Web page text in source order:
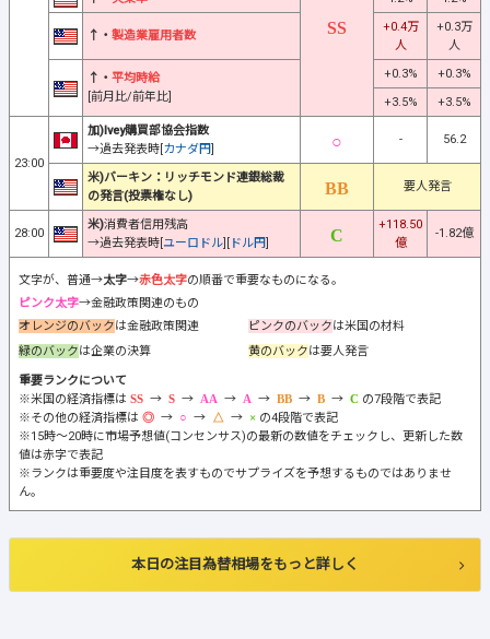
↑・ 製造業雇用者数
+0.4万
人
+0.3万
人
↑・ 平均時給
[前月比/前年比]
+0.3%
+0.3%
+3.5%
+3.5%
23:00
加)Ivey購買部協会指数
→過去発表時[カナダ円]
- 56.2
米)バーキン：リッチモンド連銀総裁
の発言(投票権なし)
要人発言
28:00
米)消費者信用残高
→過去発表時[ユーロドル][ ドル円]
+118.50
億
-1.82億
文字が、普通→太字→赤色太字の順番で重要なものになる。
ピンク太字→金融政策関連のもの
オレンジのバックは金融政策関連 ピンクのバックは米国の材料
緑のバックは企業の決算 黄のバックは要人発言
重要ランクについて
※米国の経済指標は
→ → → → → →
の7段階で表記
※その他の経済指標は
→ → →
の4段階で表記
※15時～20時に市場予想値(コンセンサス)の最新の数値をチェックし、更新した数
値は赤字で表記
※ランクは重要度や注目度を表すものでサプライズを予想するものではありませ
ん。
本日の注目為替相場をもっと詳しく